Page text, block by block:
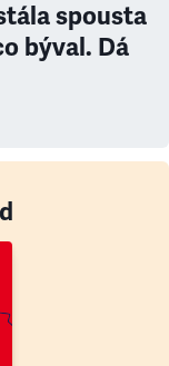
spousta
býval. Dá